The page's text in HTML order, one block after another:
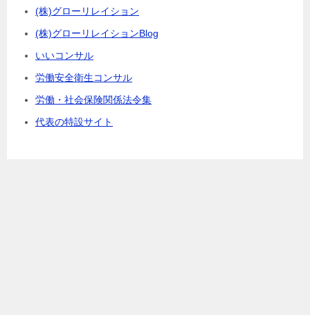
(株)グローリレイション
(株)グローリレイションBlog
いいコンサル
労働安全衛生コンサル
労働・社会保険関係法令集
代表の特設サイト